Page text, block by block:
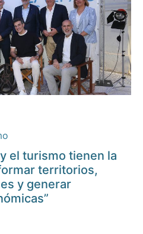
el turismo tienen la
territorios,
y generar